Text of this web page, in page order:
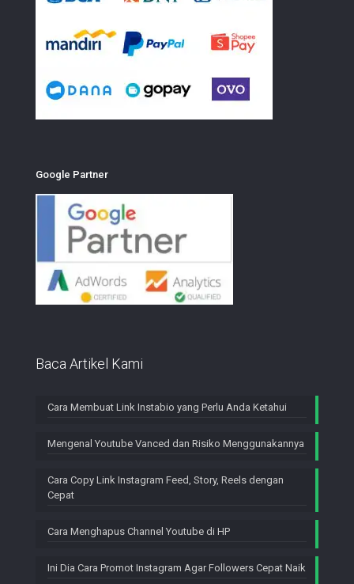
Google Partner
Baca Artikel Kami
Cara Membuat Link Instabio yang Perlu Anda Ketahui
Mengenal Youtube Vanced dan Risiko Menggunakannya
Cara Copy Link Instagram Feed, Story, Reels dengan
Cepat
Cara Menghapus Channel Youtube di HP
Ini Dia Cara Promot Instagram Agar Followers Cepat Naik